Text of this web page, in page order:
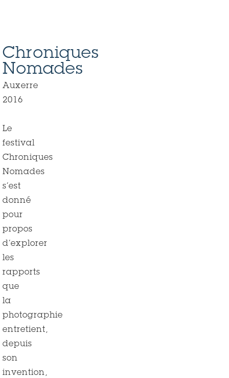
Chroniques
Nomades
Auxerre
2016
Le
festival
Chroniques
Nomades
s’est
donné
pour
propos
d’explorer
les
rapports
que
la
photographie
entretient,
depuis
son
invention,